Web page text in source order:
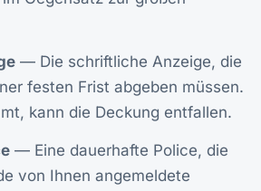
— Die schriftliche Anzeige, die
festen Frist abgeben müssen.
kann die Deckung entfallen.
— Eine dauerhafte Police, die
von Ihnen angemeldete